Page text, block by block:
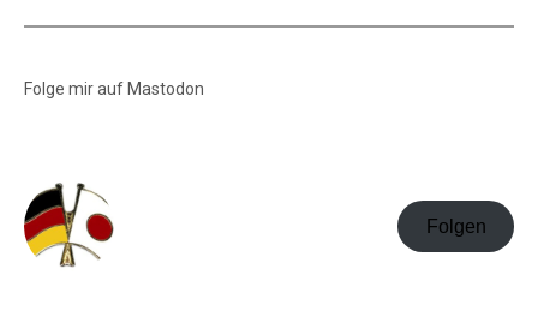
Folge mir auf Mastodon
Folgen